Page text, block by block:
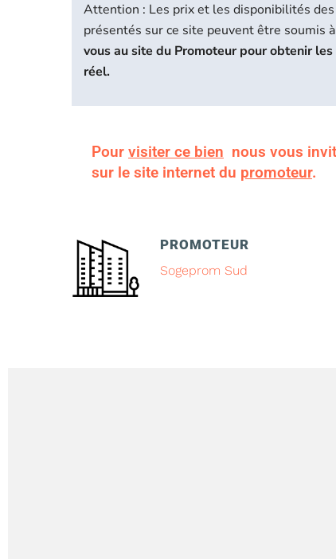
Attention : Les prix et les disponibilités
présentés sur ce site peuvent être soumis
vous au site du Promoteur pour obtenir
réel.
Pour visiter ce bien nous vous
sur le site internet du promoteur.
PROMOTEUR
Sogeprom Sud